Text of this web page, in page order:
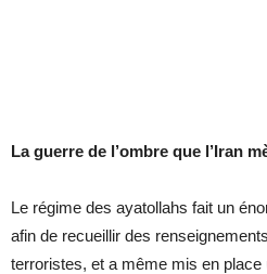
La guerre de l’ombre que l’Iran
Le régime des ayatollahs fait un
afin de recueillir des
terroristes, et a même mis en